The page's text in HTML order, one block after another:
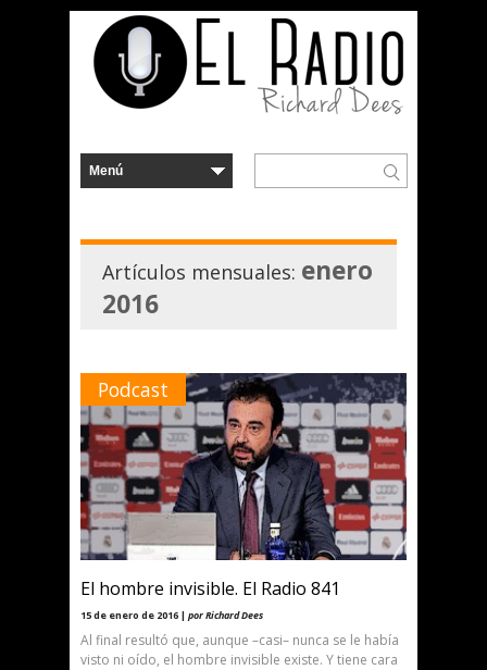
Artículos mensuales: enero
2016
Podcast
El hombre invisible. El Radio 841
15 de enero de 2016 | por Richard Dees
Al final resultó que, aunque –casi– nunca se le había
visto ni oído, el hombre invisible existe. Y tiene cara